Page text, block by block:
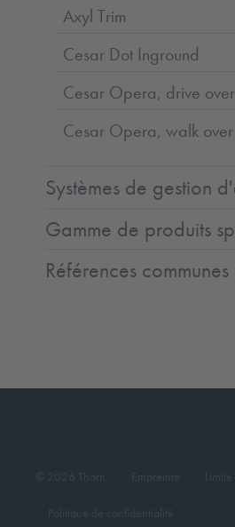
Axyl Trim
Cesar Dot Inground
Cesar Opera, drive over
Cesar Opera, walk over
Systèmes de gestion
Gamme de produits
Références